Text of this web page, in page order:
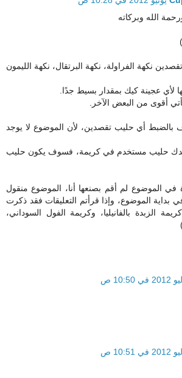
الله وبركاته
نكهة الفراولة، نكهة البرتقال، نكهة الليمون
لأي عجينة كيك بمقدار بسيط جدًا.
أقوى من البعض الآخر.
بالضبط أي حليب تقصدين، لأن الموضوع لا يوجد
حليب مستخدم في كريمة، فسوف يكون حليب
في الموضوع لم أقم بصنعها أنا، الموضوع منقول
بداية الموضوع، وإذا قرأتم التعليقات فقد ذكرت
الزبدة بالفانيليا، وكريمة الفول السوداني،